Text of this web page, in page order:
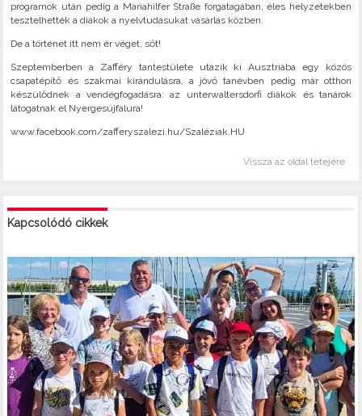
programok után pedig a Mariahilfer Straße forgatagában, éles helyzetekben
tesztelhették a diákok a nyelvtudásukat vásárlás közben.
De a történet itt nem ér véget, sőt!
Szeptemberben a Zafféry tantestülete utazik ki Ausztriába egy közös
csapatépítő és szakmai kirándulásra, a jövő tanévben pedig már otthon
készülődnek a vendégfogadásra: az unterwaltersdorfi diákok és tanárok
látogatnak el Nyergesújfalura!
www.facebook.com/zafferyszalezi.hu/Szaléziak.HU
Vissza az oldal tetejére
Kapcsolódó cikkek